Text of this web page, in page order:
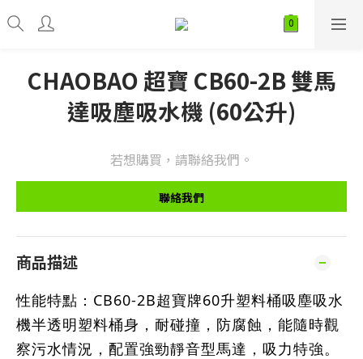
CHAOBAO 超寶 CB60-2B 雙馬
達吸塵吸水機 (60公升)
若想購買，請聯絡我們。
聯絡我們
商品描述
性能特點：CB60-2B超寶牌60升塑料桶吸塵吸水
機半透明塑料桶身，耐碰撞，防腐蝕，能隨時觀
察污水情況，配置強勁靜音型馬達，吸力特強。